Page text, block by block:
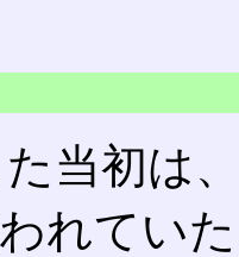
当初は
れてい